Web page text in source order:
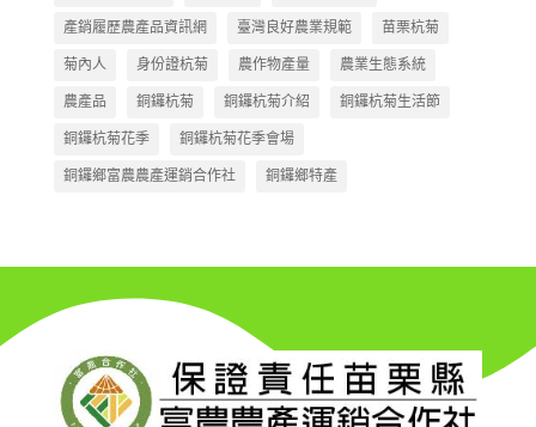
產銷履歷農產品資訊網 臺灣良好農業規範 苗栗杭菊
菊內人 身份證杭菊 農作物產量 農業生態系統
農產品 銅鑼杭菊 銅鑼杭菊介紹 銅鑼杭菊生活節
銅鑼杭菊花季 銅鑼杭菊花季會場
銅鑼鄉富農農產運銷合作社 銅鑼鄉特產